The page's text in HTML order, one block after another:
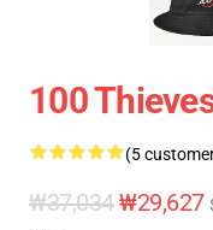
100
(5
₩37,034₩29,627